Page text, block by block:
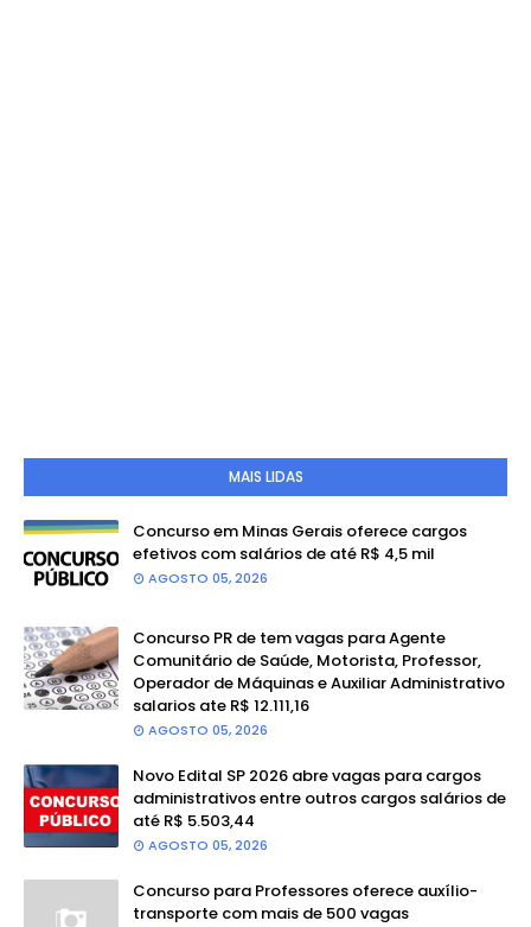
MAIS LIDAS
Concurso em Minas Gerais oferece cargos
efetivos com salários de até R$ 4,5 mil
AGOSTO 05, 2026
Concurso PR de tem vagas para Agente
Comunitário de Saúde, Motorista, Professor,
Operador de Máquinas e Auxiliar Administrativo
salarios ate R$ 12.111,16
AGOSTO 05, 2026
Novo Edital SP 2026 abre vagas para cargos
administrativos entre outros cargos salários de
até R$ 5.503,44
AGOSTO 05, 2026
Concurso para Professores oferece auxílio-
transporte com mais de 500 vagas